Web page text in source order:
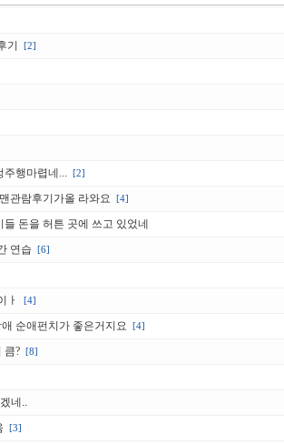
기 [2]
주행마렵네... [2]
관람후기가올 라와요 [4]
돈을 허튼 곳에 쓰고 있었네
연습 [6]
ㅏ [4]
순애펀치가 좋은거지요 [4]
큼? [8]
네..
[3]